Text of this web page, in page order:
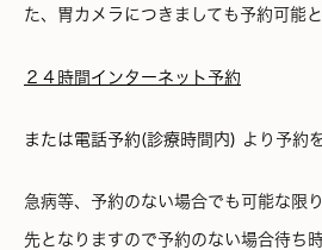
た、胃カメラにつきましても予約可能
２４時間インターネット予約
または電話予約(診療時間内) より予約
急病等、予約のない場合でも可能な限
先となりますので予約のない場合待ち